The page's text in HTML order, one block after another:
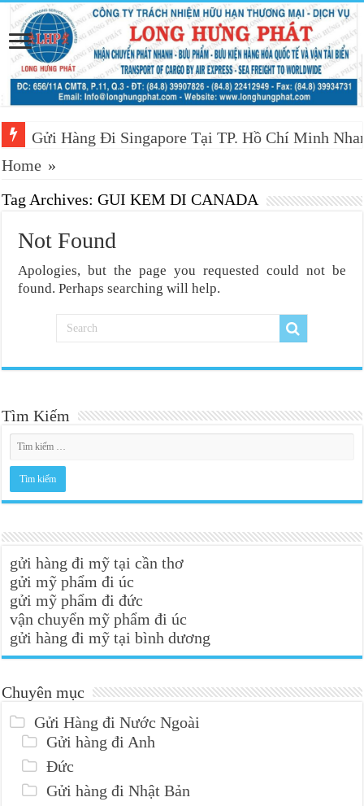
Gửi Hàng Đi Singapore Tại TP. Hồ Chí Minh
Gửi Hàng Đi Singapore Tại Long An Giá Tốt,
Home »
Tag Archives:GUI KEM DI CANADA
Not Found
Apologies, but the page you requested could not be
found. Perhaps searching will help.
Tìm Kiếm
gửi hàng đi mỹ tại cần thơ
gửi mỹ phẩm đi úc
gửi mỹ phẩm đi đức
vận chuyển mỹ phẩm đi úc
gửi hàng đi mỹ tại bình dương
Chuyên mục
Gửi Hàng đi Nước Ngoài
Gửi hàng đi Anh
Đức
Gửi hàng đi Nhật Bản